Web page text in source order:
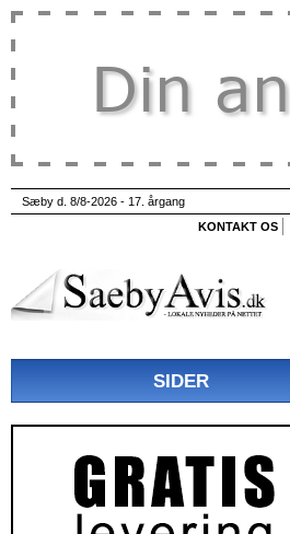
Sæby d. 8/8-2026 - 17. årgang
KONTAKT OS
SIDER